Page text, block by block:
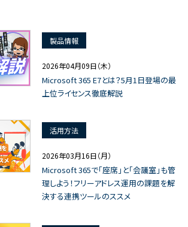
製品情報
2026年04月09日（木）
Microsoft 365 E7とは？5月1日登場の最
上位ライセンス徹底解説
活用方法
2026年03月16日（月）
Microsoft 365で「座席」と「会議室」も管
理しよう！フリーアドレス運用の課題を解
決する連携ツールのススメ